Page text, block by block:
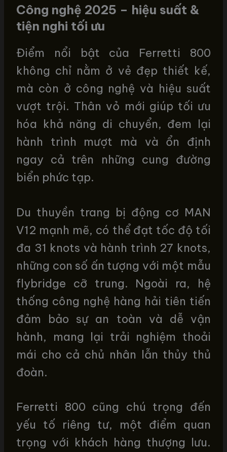
Công nghệ 2025 – hiệu suất &
tiện nghi tối ưu
Điểm nổi bật của Ferretti 800
không chỉ nằm ở vẻ đẹp thiết kế,
mà còn ở công nghệ và hiệu suất
vượt trội. Thân vỏ mới giúp tối ưu
hóa khả năng di chuyển, đem lại
hành trình mượt mà và ổn định
ngay cả trên những cung đường
biển phức tạp.
Du thuyền trang bị động cơ MAN
V12 mạnh mẽ, có thể đạt tốc độ tối
đa 31 knots và hành trình 27 knots,
những con số ấn tượng với một mẫu
flybridge cỡ trung. Ngoài ra, hệ
thống công nghệ hàng hải tiên tiến
đảm bảo sự an toàn và dễ vận
hành, mang lại trải nghiệm thoải
mái cho cả chủ nhân lẫn thủy thủ
đoàn.
Ferretti 800 cũng chú trọng đến
yếu tố riêng tư, một điểm quan
trọng với khách hàng thượng lưu.